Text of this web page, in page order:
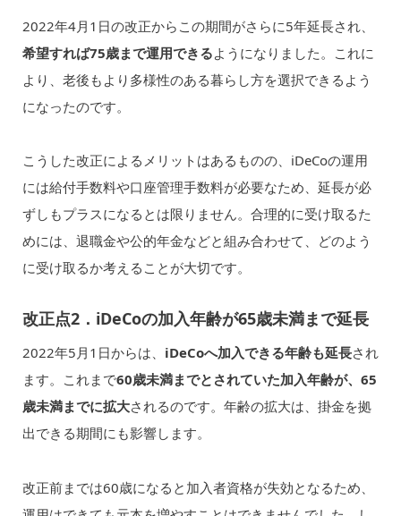
2022年4月1日の改正からこの期間がさらに5年延長され、
希望すれば75歳まで運用できるようになりました。これに
より、老後もより多様性のある暮らし方を選択できるよう
になったのです。
こうした改正によるメリットはあるものの、iDeCoの運用
には給付手数料や口座管理手数料が必要なため、延長が必
ずしもプラスになるとは限りません。合理的に受け取るた
めには、退職金や公的年金などと組み合わせて、どのよう
に受け取るか考えることが大切です。
改正点2．iDeCoの加入年齢が65歳未満まで延長
2022年5月1日からは、 iDeCoへ加入できる年齢も延長され
ます。これまで60歳未満までとされていた加入年齢が、65
歳未満までに拡大されるのです。年齢の拡大は、掛金を拠
出できる期間にも影響します。
改正前までは60歳になると加入者資格が失効となるため、